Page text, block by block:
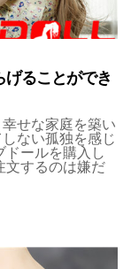
げることができ
せな家庭を築い
ない孤独を感じ
ドールを購入し
文するのは嫌だ